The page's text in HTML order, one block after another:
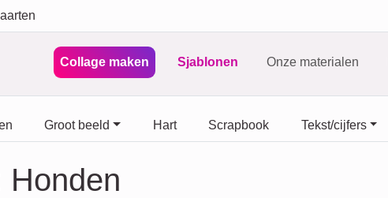
Collage maken Sjablonen Onze materialen
Groot beeld Hart Scrapbook Tekst/cijfers
Honden